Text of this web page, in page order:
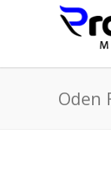
Oden